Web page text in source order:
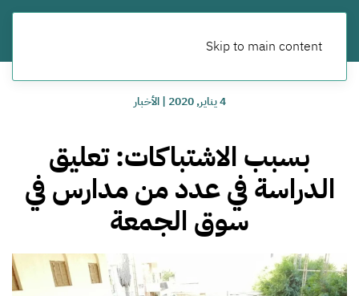
Skip to main content
4 يناير, 2020 |الأخبار
بسبب الاشتباكات: تعليق
الدراسة في عدد من مدارس في
سوق الجمعة